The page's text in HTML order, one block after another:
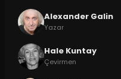
Alexander Galin
Yazar
Hale Kuntay
Çevirmen